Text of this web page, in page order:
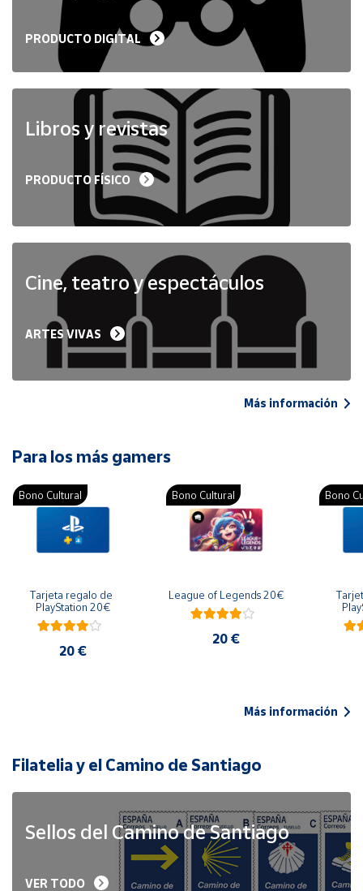
Península
Baleares
Melilla
PRODUCTO DIGITAL
Libros y revistas
PRODUCTO FÍSICO
Cine, teatro y espectáculos
ARTES VIVAS
Más información
Para los más gamers
Bono Cultural
Tarjeta regalo de
PlayStation 20€
20 €
Bono Cultural
League of Legends 20€
20 €
Bono
Más información
Filatelia y el Camino de Santiago
Sellos del Camino de Santiago
VER TODO